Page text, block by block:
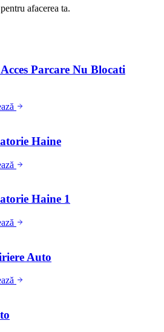
afacerea ta.
Parcare Nu Blocati
Haine
Haine 1
Auto